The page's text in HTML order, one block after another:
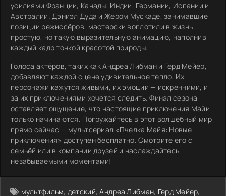
усилиями Франции, Канады, Индии, Германии, Испании и
Австралии. Дэниэл Дуда и Жером Мускаде, занимавшие
позиции режиссёров, мастерски воплотили в жизнь
простую, но такую выразительную анимацию, наполнив
каждый кадр тонкой красотой природы.
Голоса актёров, таких как Андреа Либман и Герд Мейер,
добавляют каждой сцене удивительное тепло. Их
персонажи кажутся живыми, их эмоции — искренними, и
за их приключениями хочется следить. Финал сезона
оставляет ощущение, что настоящие приключения Майи
только начинаются. Погружайтесь в этот волшебный мир
прямо сейчас — мультсериал «Пчелка Майя: Новые
приключения» доступен бесплатно. Смотрите его с
семьёй или в компании друзей и наслаждайтесь
незабываемыми моментами!
мультфильм, детский,Андреа Либман, Герд Мейер,